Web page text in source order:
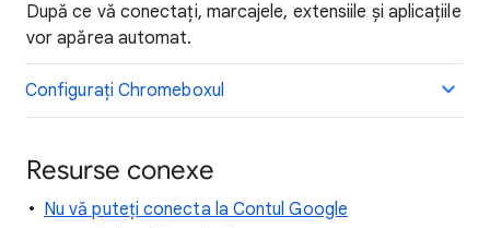
După ce vă conectați, marcajele, extensiile și aplicațiile
vor apărea automat.
Configurați Chromeboxul
Resurse conexe
Nu vă puteți conecta la Contul Google